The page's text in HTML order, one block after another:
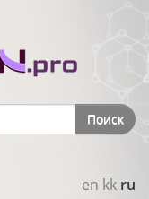
Поиск
en kk ru